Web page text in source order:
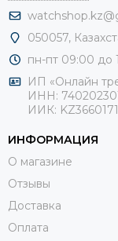
050057,
пн-пт 09:00 до
ИП «Онлайн
ИНН:
ИИК:
ИНФОРМАЦИЯ
О магазине
Отзывы
Доставка
Оплата